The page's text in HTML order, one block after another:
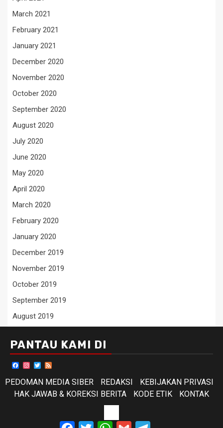
March 2021
February 2021
January 2021
December 2020
November 2020
October 2020
September 2020
August 2020
July 2020
June 2020
May 2020
April 2020
March 2020
February 2020
January 2020
December 2019
November 2019
October 2019
September 2019
August 2019
PANTAU KAMI DI
Facebook
Instagram
Twitter
PEDOMAN MEDIA SIBER
REDAKSI
KEBIJAKAN PRIVASI
HAK JAWAB & KOREKSI BERITA
KODE ETIK KONTAK
ETIK
Facebook
TwitterWhatsApp
Gmail